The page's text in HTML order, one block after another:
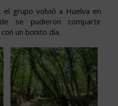
el grupo volvió a Huelva en
se pudieron compartir
un bonito día.